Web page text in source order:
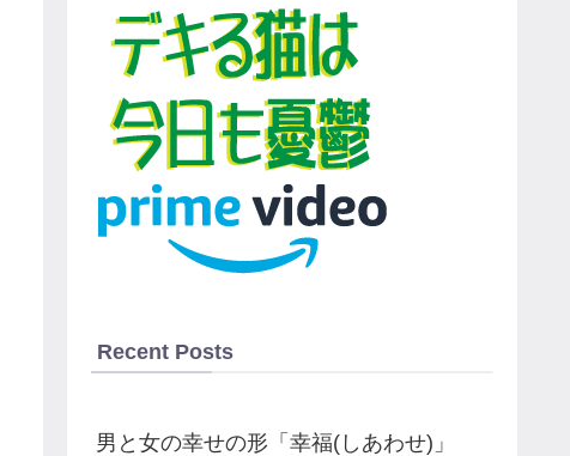
Recent Posts
男と女の幸せの形「幸福(しあわせ)」